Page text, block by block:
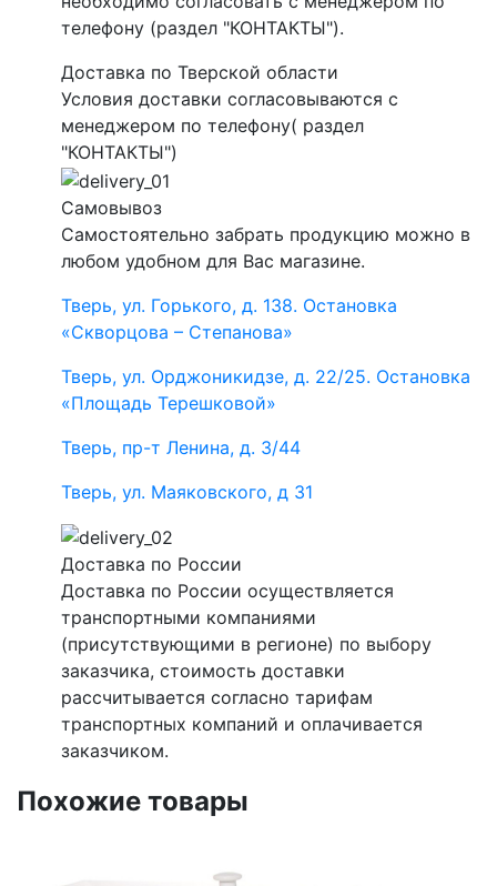
телефону (раздел "КОНТАКТЫ").
Доставка по Тверской области
Условия доставки согласовываются с
менеджером по телефону( раздел
"КОНТАКТЫ")
Самовывоз
Самостоятельно забрать продукцию можно в
любом удобном для Вас магазине.
Тверь, ул. Горького, д. 138. Остановка
«Скворцова – Степанова»
Тверь, ул. Орджоникидзе, д. 22/25. Остановка
«Площадь Терешковой»
Тверь, пр-т Ленина, д. 3/44
Тверь, ул. Маяковского, д 31
Доставка по России
Доставка по России осуществляется
транспортными компаниями
(присутствующими в регионе) по выбору
заказчика, стоимость доставки
рассчитывается согласно тарифам
транспортных компаний и оплачивается
заказчиком.
Похожие товары